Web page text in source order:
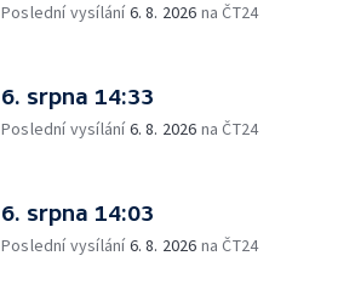
Poslední vysílání6. 8. 2026 na ČT24
6. srpna 14:33
Poslední vysílání6. 8. 2026 na ČT24
6. srpna 14:03
Poslední vysílání6. 8. 2026 na ČT24